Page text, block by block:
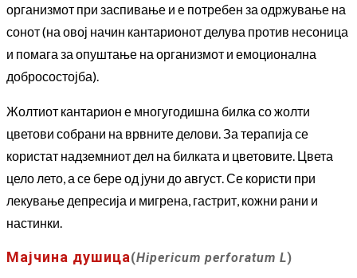
организмот при заспивање и е потребен за одржување на
сонот (на овој начин кантарионот делува против несоница
и помага за опуштање на организмот и емоционална
добросостојба).
Жолтиот кантарион е многугодишна билка со жолти
цветови собрани на врвните делови. За терапија се
користат надземниот дел на билката и цветовите. Цвета
цело лето, а се бере од јуни до август. Се користи при
лекување депресија и мигрена, гастрит, кожни рани и
настинки.
Мајчина душица(Hipericum perforatum L)